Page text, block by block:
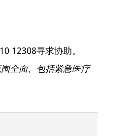
12308寻求协助。
全面、包括紧急医疗